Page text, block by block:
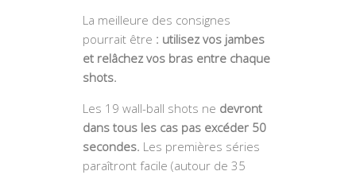
La meilleure des consignes
pourrait être : utilisez vos jambes
et relâchez vos bras entre chaque
shots.
Les 19 wall-ball shots ne devront
dans tous les cas pas excéder 50
secondes. Les premières séries
paraîtront facile (autour de 35